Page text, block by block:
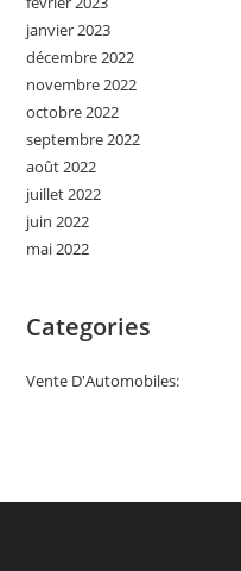
janvier 2023
décembre 2022
novembre 2022
octobre 2022
septembre 2022
août 2022
juillet 2022
juin 2022
mai 2022
Categories
Vente D'Automobiles: